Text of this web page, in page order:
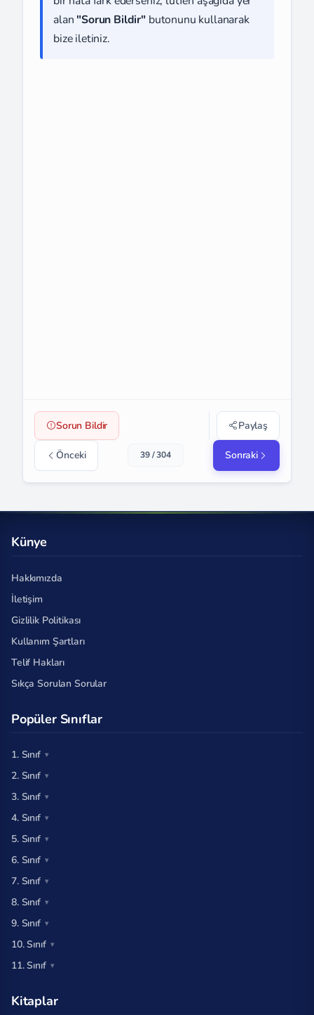
alan "Sorun Bildir" butonunu kullanarak
bize iletiniz.
Sorun Bildir Paylaş
Önceki 39 / 304 Sonraki
Künye
Hakkımızda
İletişim
Gizlilik Politikası
Kullanım Şartları
Telif Hakları
Sıkça Sorulan Sorular
Popüler Sınıflar
1. Sınıf
2. Sınıf
3. Sınıf
4. Sınıf
5. Sınıf
6. Sınıf
7. Sınıf
8. Sınıf
9. Sınıf
10. Sınıf
11. Sınıf
Kitaplar